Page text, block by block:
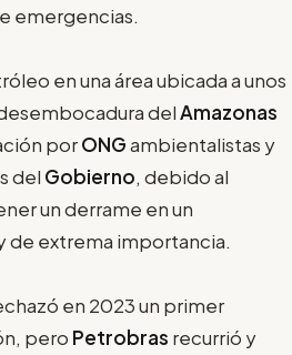
emergencias.
en una área ubicada a unos
delAmazonas
porONGambientalistas y
del Gobierno, debido al
un derrame en un
de extrema importancia.
en 2023 un primer
pero Petrobras recurrió y